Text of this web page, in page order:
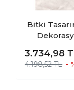
Bitki
Dekoratif
Altı Gri
3.734,98
4.198,52 TL -